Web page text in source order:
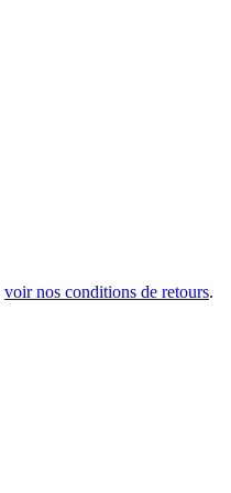
voir nos conditions de retours.